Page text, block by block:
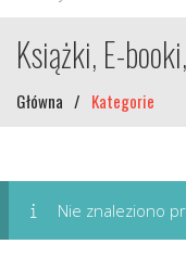
Książki, E-
Główna / Kategorie
Nie znaleziono